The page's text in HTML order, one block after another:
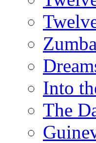
Into
The